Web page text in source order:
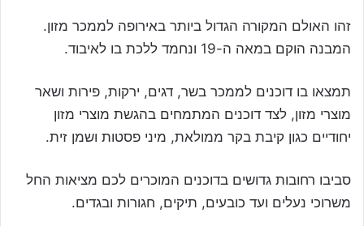
זהו האולם המקורה הגדול ביותר באירופה לממכר מזון.
המבנה הוקם במאה ה-19 ונחמד ללכת בו לאיבוד.
תמצאו בו דוכנים לממכר בשר, דגים, ירקות, פירות ושאר
מוצרי מזון, לצד דוכנים המתמחים בהגשת מוצרי מזון
יחודיים כגון קיבת בקר ממולאת, מיני פסטות ושמן זית.
סביבו רחובות גדושים בדוכנים המוכרים לכם מציאות החל
משרוכי נעלים ועד כובעים, תיקים, חגורות ובגדים.